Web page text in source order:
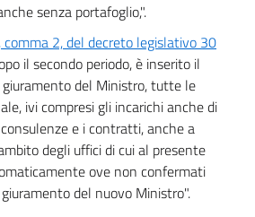
senza portafoglio,".
2, del decreto legislativo 30
il secondo periodo, è inserito il
del Ministro, tutte le
ivi compresi gli incarichi anche di
e i contratti, anche a
degli uffici di cui al presente
ove non confermati
del nuovo Ministro".